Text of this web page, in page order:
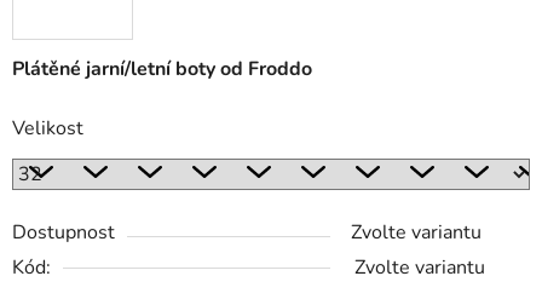
Plátěné jarní/letní boty od Froddo
Velikost
Dostupnost
Zvolte variantu
Kód:
Zvolte variantu